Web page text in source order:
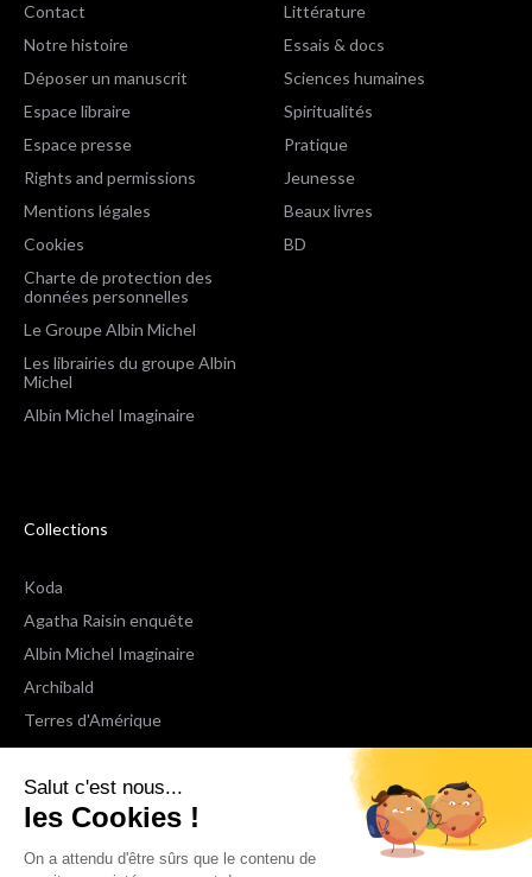
Salut c'est nous...
les Cookies !
On a attendu d'être sûrs que le contenu de
Contact
Notre histoire
Déposer un manuscrit
Espace libraire
Espace presse
Rights and permissions
Mentions légales
Cookies
Charte de protection des
données personnelles
Le Groupe Albin Michel
Les librairies du groupe Albin
Michel
Albin Michel Imaginaire
Littérature
Essais & docs
Sciences humaines
Spiritualités
Pratique
Jeunesse
Beaux livres
BD
Collections
Koda
Agatha Raisin enquête
Albin Michel Imaginaire
Archibald
Terres d'Amérique
Espaces Libres Poche
NOX
Wiz
Voir toutes les collections